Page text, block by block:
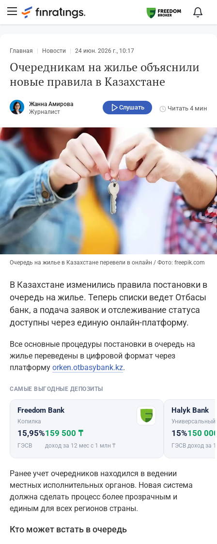
Главная Новости 24 июн. 2026 г., 10:17
Очередникам на жилье объяснили
новые правила в Казахстане
Жанна Амирова
Журналист
Слушать Читать 4 мин
Очередь на жилье в Казахстане перевели в онлайн / Фото: freepik.com
В Казахстане изменились правила постановки в
очередь на жилье. Теперь списки ведет Отбасы
банк, а подача заявок и отслеживание статуса
доступны через единую онлайн-платформу.
Все основные процедуры постановки в очередь на
жилье переведены в цифровой формат через
платформу orken.otbasybank.kz.
САМЫЕ ВЫГОДНЫЕ ДЕПОЗИТЫ
Freedom Bank
Копилка
15,95%
ГЭСВ
159 500 ₸
доход за 12 мес с 1 млн ₸
Halyk Bank
Универсальный
15%
ГЭСВ
150
доход за
Ранее учет очередников находился в ведении
местных исполнительных органов. Новая система
должна сделать процесс более прозрачным и
единым для всех регионов страны.
Кто может встать в очередь